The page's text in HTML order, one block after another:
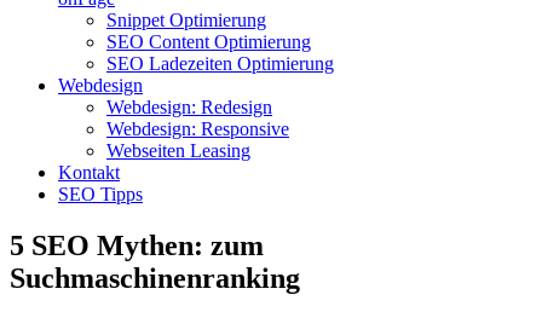
Snippet Optimierung
SEO Content Optimierung
SEO Ladezeiten Optimierung
Webdesign
Webdesign: Redesign
Webdesign: Responsive
Webseiten Leasing
Kontakt
SEO Tipps
5 SEO Mythen: zum
Suchmaschinenranking